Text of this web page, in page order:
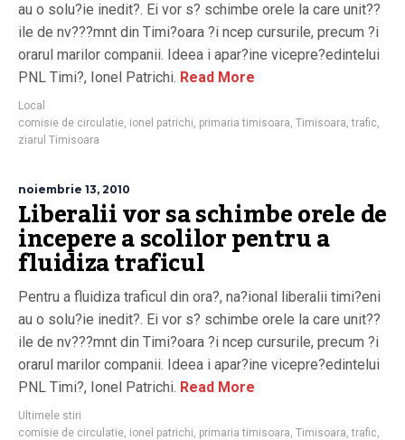
au o solu?ie inedit?. Ei vor s? schimbe orele la care unit??
ile de nv???mnt din Timi?oara ?i ncep cursurile, precum ?i
orarul marilor companii. Ideea i apar?ine vicepre?edintelui
PNL Timi?, Ionel Patrichi. Read More
Local
comisie de circulatie, ionel patrichi, primaria timisoara, Timisoara,trafic,
ziarul Timisoara
noiembrie 13, 2010
Liberalii vor sa schimbe orele de
incepere a scolilor pentru a
fluidiza traficul
Pentru a fluidiza traficul din ora?, na?ional liberalii timi?eni
au o solu?ie inedit?. Ei vor s? schimbe orele la care unit??
ile de nv???mnt din Timi?oara ?i ncep cursurile, precum ?i
orarul marilor companii. Ideea i apar?ine vicepre?edintelui
PNL Timi?, Ionel Patrichi. Read More
Ultimele stiri
comisie de circulatie, ionel patrichi, primaria timisoara, Timisoara,trafic,